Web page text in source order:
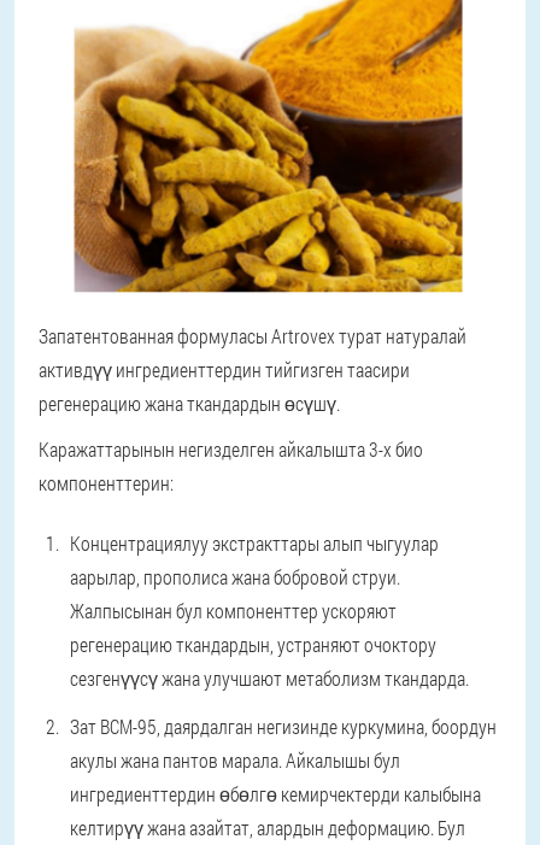
Запатентованная формуласы Artrovex турат натуралай
активдүү ингредиенттердин тийгизген таасири
регенерацию жана ткандардын өсүшү.
Каражаттарынын негизделген айкалышта 3-х био
компоненттерин:
Концентрациялуу экстракттары алып чыгуулар
аарылар, прополиса жана бобровой струи.
Жалпысынан бул компоненттер ускоряют
регенерацию ткандардын, устраняют очоктору
сезгенүүсү жана улучшают метаболизм ткандарда.
Зат ВСМ-95, даярдалган негизинде куркумина, боордун
акулы жана пантов марала. Айкалышы бул
ингредиенттердин өбөлгө кемирчектерди калыбына
келтирүү жана азайтат, алардын деформацию. Бул